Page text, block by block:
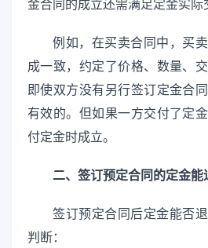
金合同的成立还需满足定金实际
例如，在买卖合同中，买
成一致，约定了价格、数量、
即使双方没有另行签订定金合
有效的。但如果一方交付了定
付定金时成立。
二、签订预定合同的定金能
签订预定合同后定金能否
判断：